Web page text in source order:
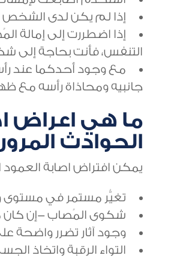
إذا لم يكن لدى الشخص
إذا اضطررت إلى إمالة
التنفس، فأنت بحاجة إلى
مع وجود أحدكما عند
جانبيه ومحاذاة رأسه مع
ما هي اعراض
الحوادث
يمكن افتراض اصابة
تغيُّر مستمر في مستوى
شكوى المُصاب -إن كان
وجود آثار تضرر واضحة
التواء الرقبة واتخاذ